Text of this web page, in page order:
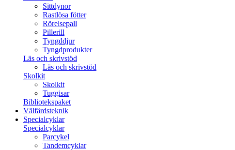
Sittdynor
Rastlösa fötter
Rörelsepall
Pillerill
Tyngddjur
Tyngdprodukter
Läs och skrivstöd
Läs och skrivstöd
Skolkit
Skolkit
Tuggisar
Bibliotekspaket
Välfärdsteknik
Specialcyklar
Specialcyklar
Parcykel
Tandemcyklar